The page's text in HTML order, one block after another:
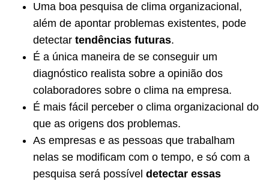
Uma boa pesquisa de clima organizacional,
além de apontar problemas existentes, pode
detectar tendências futuras.
É a única maneira de se conseguir um
diagnóstico realista sobre a opinião dos
colaboradores sobre o clima na empresa.
É mais fácil perceber o clima organizacional do
que as origens dos problemas.
As empresas e as pessoas que trabalham
nelas se modificam com o tempo, e só com a
pesquisa será possível detectar essas